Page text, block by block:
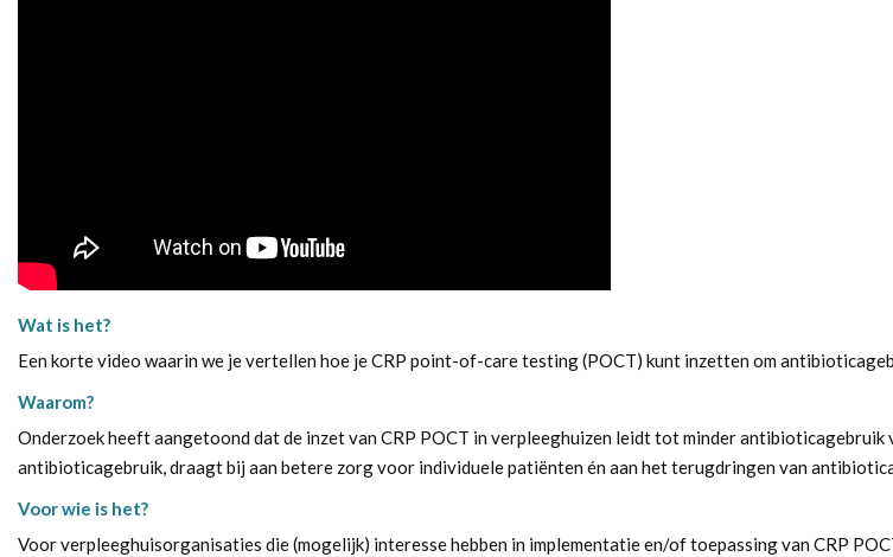
Wat is het?
Een korte video waarin we je vertellen hoe je CRP point-of-care testing (POCT) kunt inzetten om
Waarom?
Onderzoek heeft aangetoond dat de inzet van CRP POCT in verpleeghuizen leidt tot minder
antibioticagebruik, draagt bij aan betere zorg voor individuele patiënten én aan het terugdringen van
Voor wie is het?
Voor verpleeghuisorganisaties die (mogelijk) interesse hebben in implementatie en/of toepassing van CRP